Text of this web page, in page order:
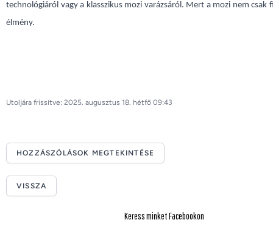
technológiáról vagy a klasszikus mozi varázsáról. Mert a mozi nem csak
élmény.
Utoljára frissítve: 2025. augusztus 18. hétfő 09:43
HOZZÁSZÓLÁSOK MEGTEKINTÉSE
VISSZA
Keress minket Facebookon